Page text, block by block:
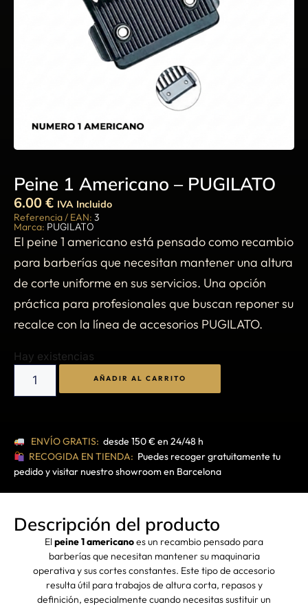
Peine 1 Americano – PUGILATO
6.00 € IVA Incluido
Referencia / EAN: 3
Marca: PUGILATO
El peine 1 americano está pensado como recambio
para barberías que necesitan mantener una altura
de corte uniforme en sus servicios. Una opción
práctica para profesionales que buscan reponer su
recalce con la línea de accesorios PUGILATO.
Hay existencias
AÑADIR AL CARRITO
ENVÍO GRATIS: desde 150 € en 24/48 h
RECOGIDA EN TIENDA: Puedes recoger gratuitamente tu
pedido y visitar nuestro showroom en Barcelona
Descripción del producto
El peine 1 americanoes un recambio pensado para
barberías que necesitan mantener su maquinaria
operativa y sus cortes constantes. Este tipo de accesorio
resulta útil para trabajos de altura corta, repasos y
definición, especialmente cuando necesitas sustituir un